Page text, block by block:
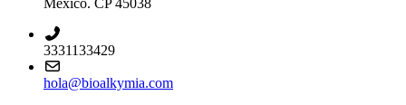
México. CP 45038
3331133429
hola@bioalkymia.com